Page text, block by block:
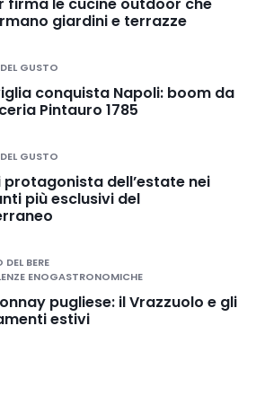
giardini e terrazze
GUSTO
conquista Napoli: boom da
Pintauro 1785
GUSTO
protagonista dell’estate nei
più esclusivi del
BERE
ENOGASTRONOMICHE
pugliese: il Vrazzuolo e gli
estivi